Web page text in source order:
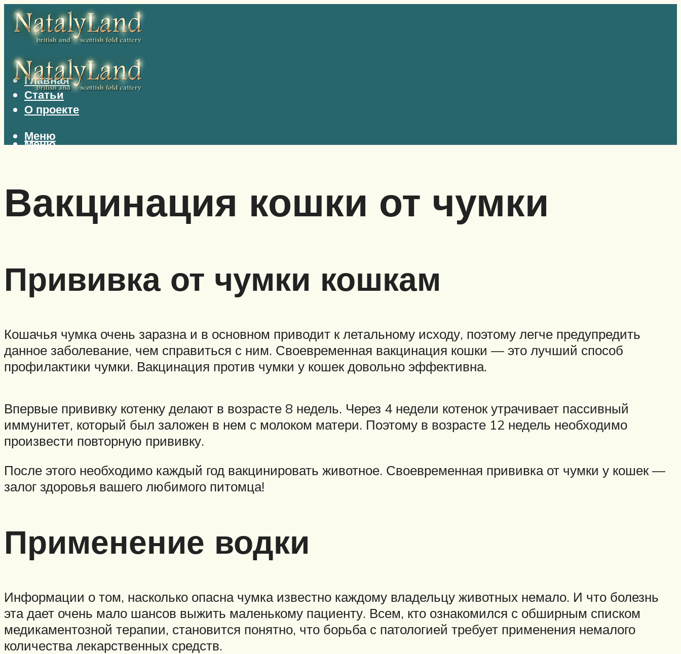
Главная
Статьи
О проекте
Меню
Меню
Вакцинация кошки от чумки
Прививка от чумки кошкам
Кошачья чумка очень заразна и в основном приводит к летальному исходу, поэтому легче предупредить
данное заболевание, чем справиться с ним. Своевременная вакцинация кошки — это лучший способ
профилактики чумки. Вакцинация против чумки у кошек довольно эффективна.
Впервые прививку котенку делают в возрасте 8 недель. Через 4 недели котенок утрачивает пассивный
иммунитет, который был заложен в нем с молоком матери. Поэтому в возрасте 12 недель необходимо
произвести повторную прививку.
После этого необходимо каждый год вакцинировать животное. Своевременная прививка от чумки у кошек —
залог здоровья вашего любимого питомца!
Применение водки
Информации о том, насколько опасна чумка известно каждому владельцу животных немало. И что болезнь
эта дает очень мало шансов выжить маленькому пациенту. Всем, кто ознакомился с обширным списком
медикаментозной терапии, становится понятно, что борьба с патологией требует применения немалого
количества лекарственных средств.